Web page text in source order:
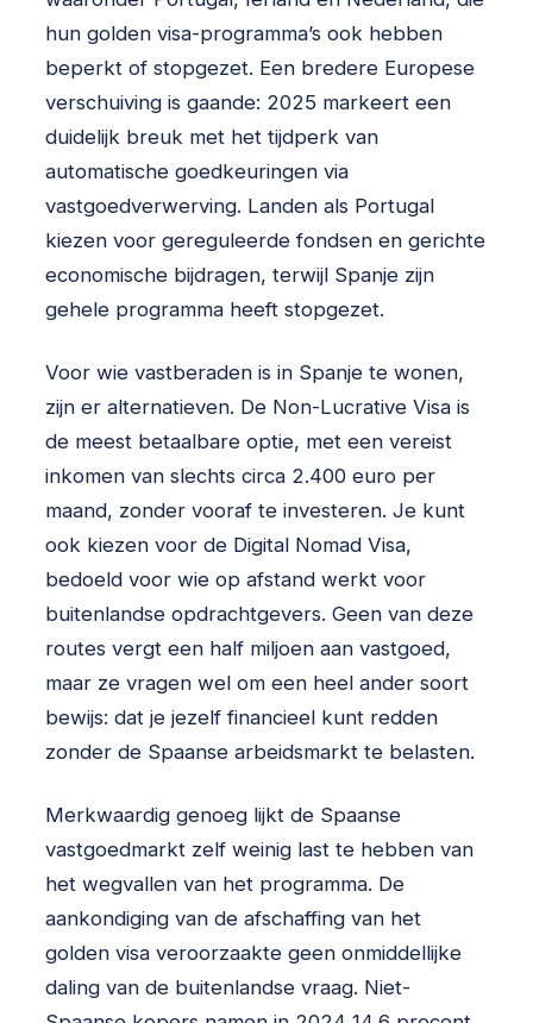
hun golden visa-programma’s ook hebben
beperkt of stopgezet. Een bredere Europese
verschuiving is gaande: 2025 markeert een
duidelijk breuk met het tijdperk van
automatische goedkeuringen via
vastgoedverwerving. Landen als Portugal
kiezen voor gereguleerde fondsen en gerichte
economische bijdragen, terwijl Spanje zijn
gehele programma heeft stopgezet.
Voor wie vastberaden is in Spanje te wonen,
zijn er alternatieven. De Non-Lucrative Visa is
de meest betaalbare optie, met een vereist
inkomen van slechts circa 2.400 euro per
maand, zonder vooraf te investeren. Je kunt
ook kiezen voor de Digital Nomad Visa,
bedoeld voor wie op afstand werkt voor
buitenlandse opdrachtgevers. Geen van deze
routes vergt een half miljoen aan vastgoed,
maar ze vragen wel om een heel ander soort
bewijs: dat je jezelf financieel kunt redden
zonder de Spaanse arbeidsmarkt te belasten.
Merkwaardig genoeg lijkt de Spaanse
vastgoedmarkt zelf weinig last te hebben van
het wegvallen van het programma. De
aankondiging van de afschaffing van het
golden visa veroorzaakte geen onmiddellijke
daling van de buitenlandse vraag. Niet-